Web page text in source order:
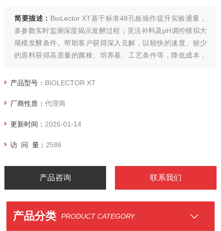
简要描述： BioLector XT基于标准48孔板操作提升实验通量，
多参数实时监测深度揭示发酵过程；灵活补料及pH调控模拟大
规模发酵条件。帮助客户获得深入见解，以较快的速度、较少
的原料获得高质量的菌株、培养基、工艺条件等，降低成本，
产品型号： BIOLECTOR XT
厂商性质： 代理商
更新时间： 2026-01-14
访 问 量： 2586
产品咨询 联系我们
产品分类 PRODUCT CATEGORY